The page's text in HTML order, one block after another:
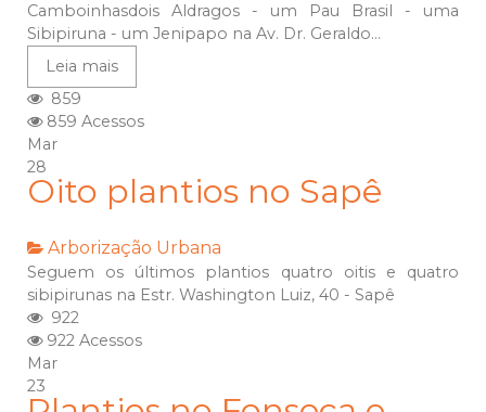
Camboinhasdois Aldragos - um Pau Brasil - uma
Sibipiruna - um Jenipapo na Av. Dr. Geraldo...
Leia mais
859
859 Acessos
Mar
28
Oito plantios no Sapê
Arborização Urbana
Seguem os últimos plantios quatro oitis e quatro
sibipirunas na Estr. Washington Luiz, 40 - Sapê
922
922 Acessos
Mar
23